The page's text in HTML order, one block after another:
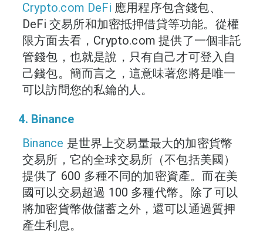
Crypto.com DeFi 應用程序包含錢包、
DeFi 交易所和加密抵押借貸等功能。從權
限方面去看，Crypto.com 提供了一個非託
管錢包，也就是說，只有自己才可登入自
己錢包。簡而言之，這意味著您將是唯一
可以訪問您的私鑰的人。
4. Binance
Binance 是世界上交易量最大的加密貨幣
交易所，它的全球交易所（不包括美國）
提供了 600 多種不同的加密資產。而在美
國可以交易超過 100 多種代幣。除了可以
將加密貨幣做儲蓄之外，還可以通過質押
產生利息。